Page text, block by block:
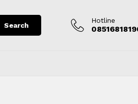
Search
Hotline